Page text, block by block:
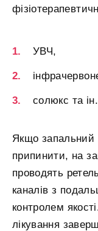
УВЧ,
солюкс та ін.
Якщо запальний
припинити, на
проводять
каналів з
контролем
лікування